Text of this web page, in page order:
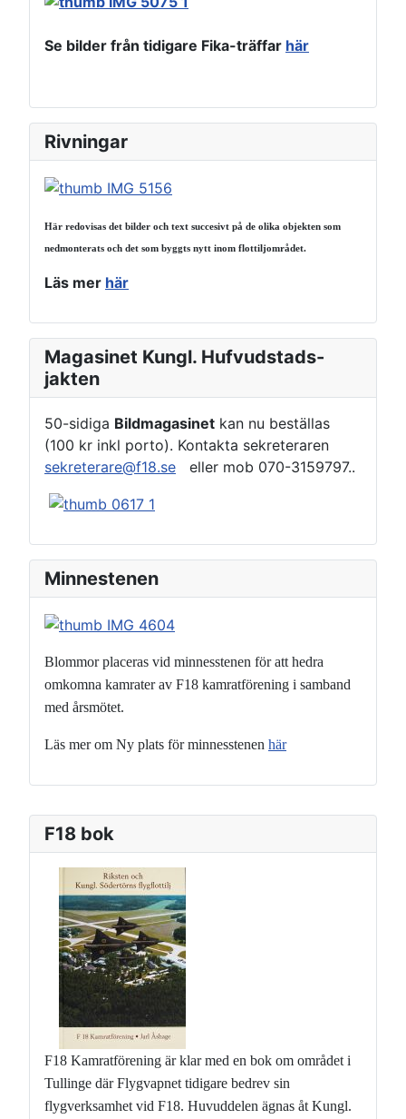
F18 bok
F18 Kamratförening är klar med en bok om området i
Tullinge där Flygvapnet tidigare bedrev sin
flygverksamhet vid F18. Huvuddelen ägnas åt Kungl.
Se bilder från tidigare Fika-träffar här
Rivningar
Här redovisas det bilder och text succesivt på de olika objekten som
nedmonterats och det som byggts nytt inom flottiljområdet.
Läs mer här
Magasinet Kungl. Hufvudstads-
jakten
50-sidiga Bildmagasinet kan nu beställas
(100 kr inkl porto). Kontakta sekreteraren
sekreterare@f18.se eller mob 070-3159797..
Minnestenen
Blommor placeras vid minnesstenen för att hedra
omkomna kamraterav F18 kamratförening i samband
med årsmötet.
Läs mer om Ny plats för minnesstenen här